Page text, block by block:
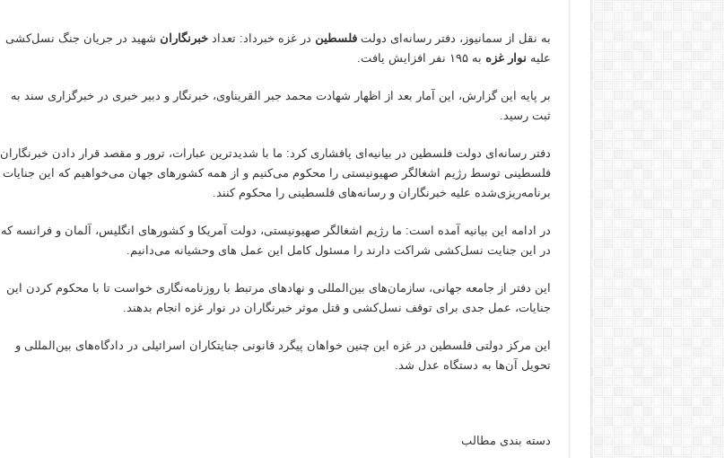
به نقل از سمانیوز، دفتر رسانه‌ای دولتفلسطین در غزه خبرداد: تعدادخبرنگاران شهید در جریان جنگ نسل‌کشی
علیه نوار غزه به ۱۹۵ نفر افزایش یافت.
بر پایه این گزارش، این آمار بعد از اظهار شهادت محمد جبر القریناوی، خبرنگار و دبیر خبری در خبرگزاری سند به
ثبت رسید.
دفتر رسانه‌ای دولت فلسطین در بیانیه‌ای پافشاری کرد: ما با شدیدترین عبارات، ترور و مقصد قرار دادن خبرنگاران
فلسطینی توسط رژیم اشغالگر صهیونیستی را محکوم می‌کنیم و از همه کشورهای جهان می‌خواهیم که این جنایات
برنامه‌ریزی‌شده علیه خبرنگاران و رسانه‌های فلسطینی را محکوم کنند.
در ادامه این بیانیه آمده است: ما رژیم اشغالگر صهیونیستی، دولت آمریکا و کشورهای انگلیس، آلمان و فرانسه که
در این جنایت نسل‌کشی شراکت دارند را مسئول کامل این عمل های وحشیانه می‌دانیم.
این دفتر از جامعه جهانی، سازمان‌های بین‌المللی و نهادهای مرتبط با روزنامه‌نگاری خواست تا با محکوم کردن این
جنایات، عمل جدی برای توقف نسل‌کشی و قتل موثر خبرنگاران در نوار غزه انجام بدهند.
این مرکز دولتی فلسطین در غزه این چنین خواهان پیگرد قانونی جنایتکاران اسرائیلی در دادگاه‌های بین‌المللی و
تحویل آن‌ها به دستگاه عدل شد.
دسته بندی مطالب